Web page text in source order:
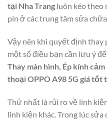
tại Nha Trang luôn kéo theo
pin ở các trung tâm sửa
Vậy nên khi quyết định thay
một số điều bạn cần lưu ý
Thay màn hình, Ép kính
thoại OPPO A98 5G giá tốt
Thứ nhất là rủi ro về linh
linh kiện khác. Trong lúc